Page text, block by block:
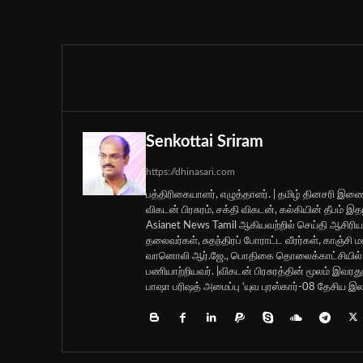
Senkottai Sriram
https://dhinasari.com
பத்திரிகையாளர், எழுத்தாளர். | தமிழ் தினசரி
விகடன் பிரசுரம், சக்தி விகடன், கல்கியின் தீபம்
Asianet News Tamil ஆகியவற்றில் செய்தி
தலைவர்கள், சுதந்திரப் போராட்ட வீரர்கள், காஞ்சி
வானொலி ஆர்.ஜே., பொதிகை தொலைக்காட்சியில்
பணியாற்றியவர். |விகடன் பிரசுரத்தின் மூலம்
பாஷா பரிஷத் அமைப்பு ‘யுவ புரஸ்கார்-08 தேசிய